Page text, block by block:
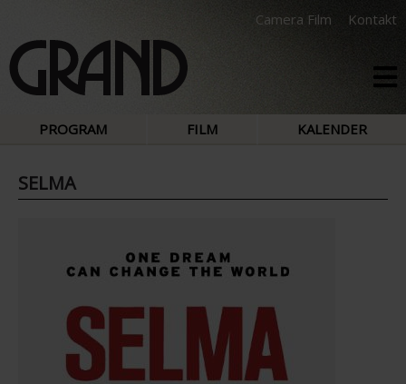
Camera Film Kontakt
PROGRAM FILM KALENDER
SELMA